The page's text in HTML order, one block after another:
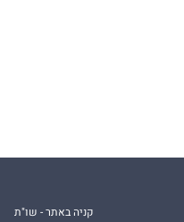
קניה באתר - שו"ת